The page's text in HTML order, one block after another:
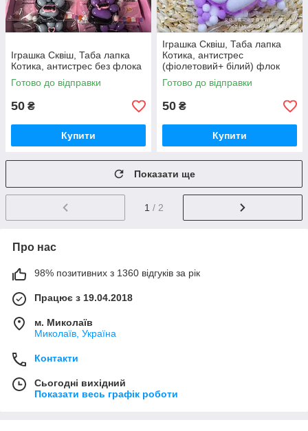
Іграшка Сквіш, Таба лапка
Котика, антистрес без флока
Готово до відправки
50 ₴
Купити
Іграшка Сквіш, Таба лапка
Котика, антистрес
(фіолетовий+ білий) флок
Готово до відправки
50 ₴
Купити
Показати ще
1 / 2
Про нас
98% позитивних з 1360 відгуків за рік
Працює з 19.04.2018
м. Миколаїв
Миколаїв, Україна
Контакти
Сьогодні вихідний
Показати весь графік роботи